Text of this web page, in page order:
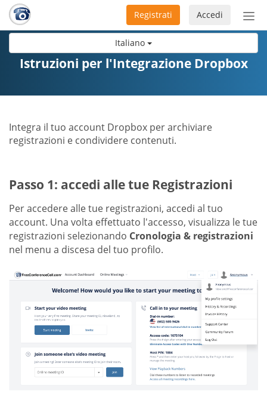
Italiano
Accedi
Registrati
Istruzioni per l'Integrazione Dropbox
Integra il tuo account Dropbox per archiviare
registrazioni e condividere contenuti.
Passo 1: accedi alle tue Registrazioni
Per accedere alle tue registrazioni, accedi al tuo
account. Una volta effettuato l'accesso, visualizza le tue
registrazioni selezionando Cronologia & registrazioni
nel menu a discesa del tuo profilo.